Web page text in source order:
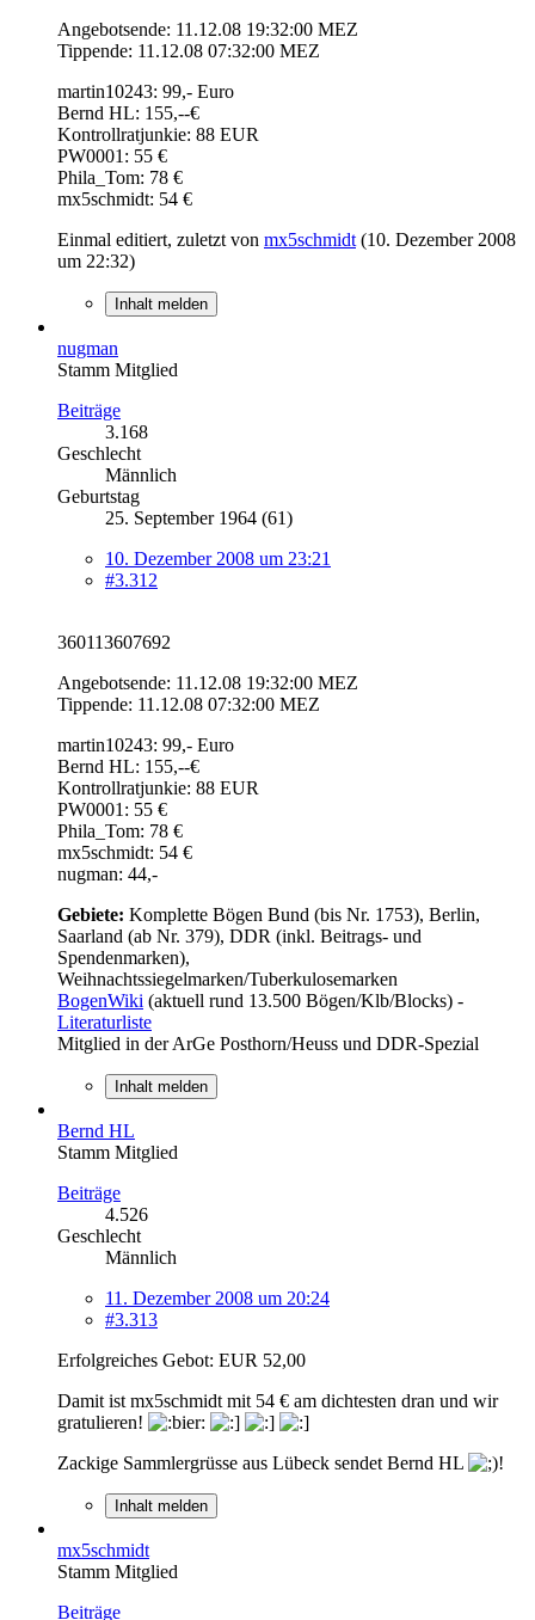
Angebotsende: 11.12.08 19:32:00 MEZ
Tippende: 11.12.08 07:32:00 MEZ
martin10243: 99,- Euro
Bernd HL: 155,--€
Kontrollratjunkie: 88 EUR
PW0001: 55 €
Phila_Tom: 78 €
mx5schmidt: 54 €
Einmal editiert, zuletzt von mx5schmidt (10. Dezember 2008
um 22:32)
Inhalt melden
nugman
Stamm Mitglied
Beiträge
3.168
Geschlecht
Männlich
Geburtstag
25. September 1964 (61)
10. Dezember 2008 um 23:21
#3.312
360113607692
Angebotsende: 11.12.08 19:32:00 MEZ
Tippende: 11.12.08 07:32:00 MEZ
martin10243: 99,- Euro
Bernd HL: 155,--€
Kontrollratjunkie: 88 EUR
PW0001: 55 €
Phila_Tom: 78 €
mx5schmidt: 54 €
nugman: 44,-
Gebiete: Komplette Bögen Bund (bis Nr. 1753), Berlin,
Saarland (ab Nr. 379), DDR (inkl. Beitrags- und
Spendenmarken),
Weihnachtssiegelmarken/Tuberkulosemarken
BogenWiki (aktuell rund 13.500 Bögen/Klb/Blocks) -
Literaturliste
Mitglied in der ArGe Posthorn/Heuss und DDR-Spezial
Inhalt melden
Bernd HL
Stamm Mitglied
Beiträge
4.526
Geschlecht
Männlich
11. Dezember 2008 um 20:24
#3.313
Erfolgreiches Gebot: EUR 52,00
Damit ist mx5schmidt mit 54 € am dichtesten dran und wir
gratulieren!
Zackige Sammlergrüsse aus Lübeck sendet Bernd HL
!
Inhalt melden
mx5schmidt
Stamm Mitglied
Beiträge